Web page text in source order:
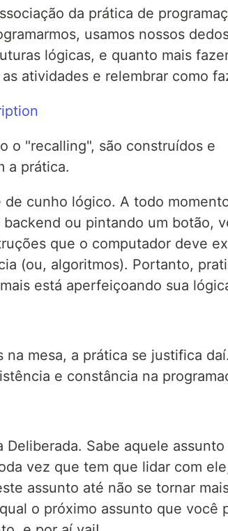
da prática de
usamos nossos
lógicas, e quanto mais
atividades e relembrar como
o "recalling", são construídos e
a prática.
de cunho lógico. A todo
ou pintando um botão,
que o computador deve
(ou, algoritmos). Portanto,
está aperfeiçoando sua
mesa, a prática se justifica
e constância na
Sabe aquele
vez que tem que lidar com
assunto até não se tornar
o próximo assunto que você